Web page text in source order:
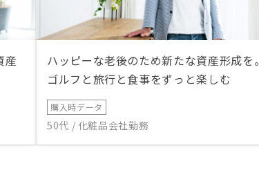
産
ハッピーな老後のため新たな資産形成を。
ゴルフと旅行と食事をずっと楽しむ
購入時データ
50代 / 化粧品会社勤務